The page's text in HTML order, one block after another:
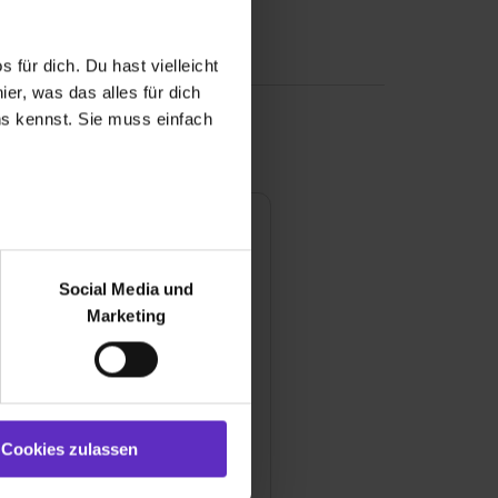
für dich. Du hast vielleicht
was das alles für dich
kennst. Sie muss einfach
bei Benutzung der
zu analysieren
soziale Medien, Werbung
Marketing“). Unsere
bereitgestellt hast oder die
auch damit
und hierfür
Social Media und
Marketing
Cookies zulassen
100 %
& Atmosphäre